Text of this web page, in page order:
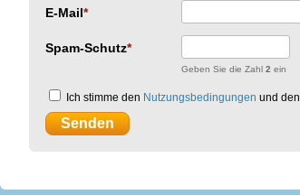
E-Mail
Spam-Schutz
Geben Sie die Zahl 2 ein
Ich stimme den Nutzungsbedingungen und den